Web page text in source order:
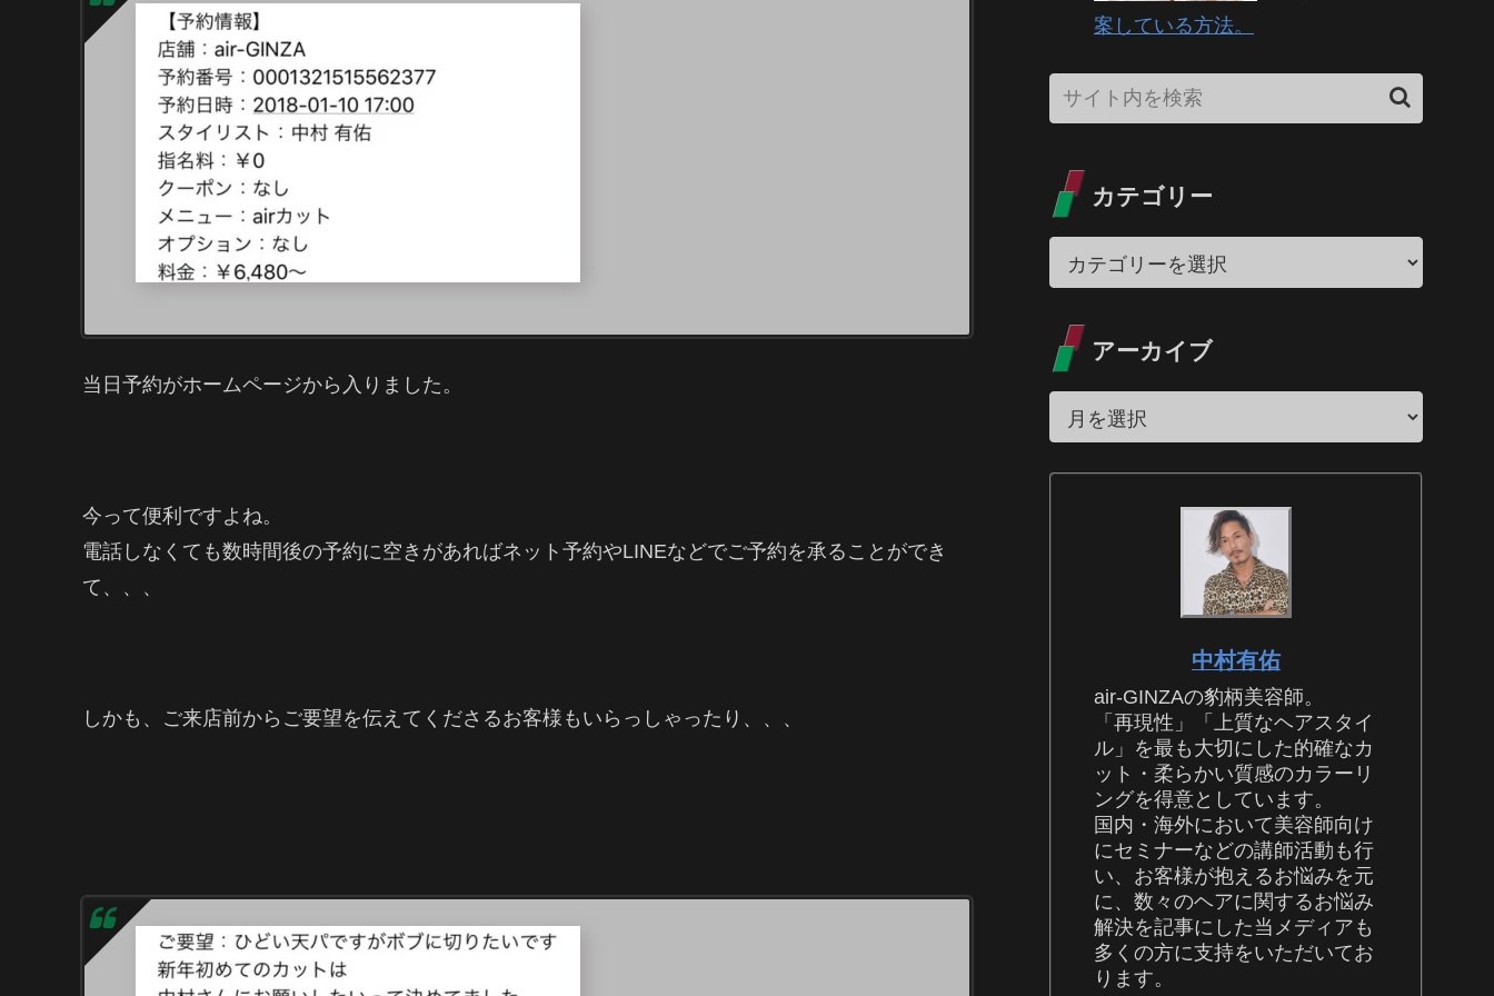
当日予約がホームページから入りました。
今って便利ですよね。
電話しなくても数時間後の予約に空きがあればネット予約やLINEなどでご予約を承ることができ
て、、、
しかも、ご来店前からご要望を伝えてくださるお客様もいらっしゃったり、、、
案している方法。
カテゴリー
アーカイブ
中村有佑
air-GINZAの豹柄美容師。
「再現性」「上質なヘアスタイ
ル」を最も大切にした的確なカ
ット・柔らかい質感のカラーリ
ングを得意としています。
国内・海外において美容師向け
にセミナーなどの講師活動も行
い、お客様が抱えるお悩みを元
に、数々のヘアに関するお悩み
解決を記事にした当メディアも
多くの方に支持をいただいてお
ります。